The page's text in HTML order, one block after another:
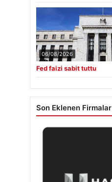
06/08/2026
Fed faizi sabit tuttu
Son Eklenen Firmalar